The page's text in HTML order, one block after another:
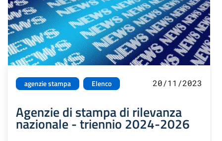
agenzie stampa Elenco 20/11/2023
Agenzie di stampa di rilevanza
nazionale - triennio 2024-2026